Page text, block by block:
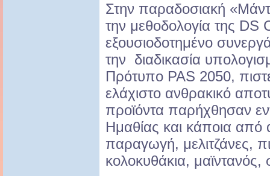
Στην παραδοσιακή
την μεθοδολογία της DS
εξουσιοδοτημένο
την διαδικασία
Πρότυπο PAS 2050,
ελάχιστο ανθρακικό
προϊόντα παρήχθησαν
Ημαθίας και κάποια από
παραγωγή, μελιτζάνες,
κολοκυθάκια,